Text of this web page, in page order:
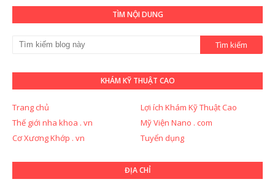
TÌM NỘI DUNG
KHÁM KỸ THUẬT CAO
Trang chủ
Lợi ích Khám Kỹ Thuật Cao
Thế giới nha khoa . vn
Mỹ Viện Nano . com
Cơ Xương Khớp . vn
Tuyển dụng
ĐỊA CHỈ